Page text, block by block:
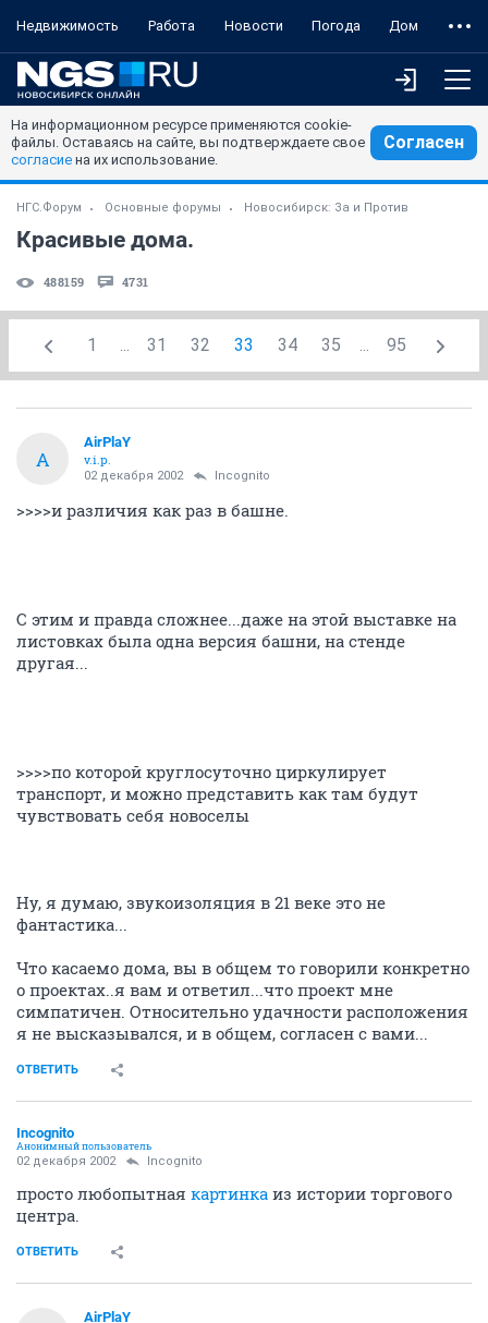
Недвижимость Работа Новости Погода Дом
На информационном ресурсе применяются cookie-
файлы. Оставаясь на сайте, вы подтверждаете свое
согласие на их использование.
Согласен
НГС.Форум Основные форумы Новосибирск: За и Против
Красивые дома.
488159 4731
1 ... 31 32 33 34 35 ... 95
A
AirPlaY
v.i.p.
02 декабря 2002 Incognito
>>>>и различия как раз в башне.
С этим и правда сложнее...даже на этой выставке на
листовках была одна версия башни, на стенде
другая...
>>>>по которой круглосуточно циркулирует
транспорт, и можно представить как там будут
чувствовать себя новоселы
Ну, я думаю, звукоизоляция в 21 веке это не
фантастика...
Что касаемо дома, вы в общем то говорили конкретно
о проектах..я вам и ответил...что проект мне
симпатичен. Относительно удачности расположения
я не высказывался, и в общем, согласен с вами...
ОТВЕТИТЬ
Incognito
Анонимный пользователь
02 декабря 2002 Incognito
просто любопытная картинка из истории торгового
центра.
ОТВЕТИТЬ
AirPlaY